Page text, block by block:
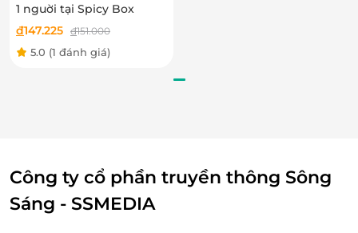
1 nguời tại Spicy Box
đ147.225 đ151.000
5.0 (1 đánh giá)
Công ty cổ phần truyền thông Sông
Sáng - SSMEDIA